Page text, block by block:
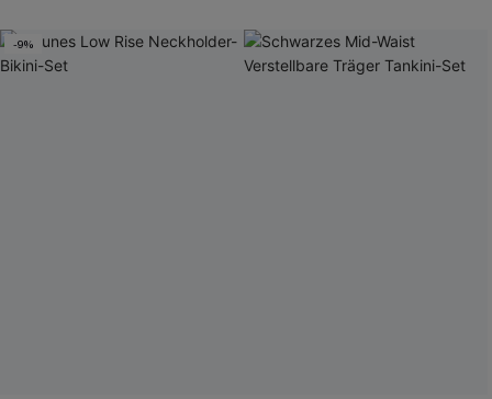
-9%